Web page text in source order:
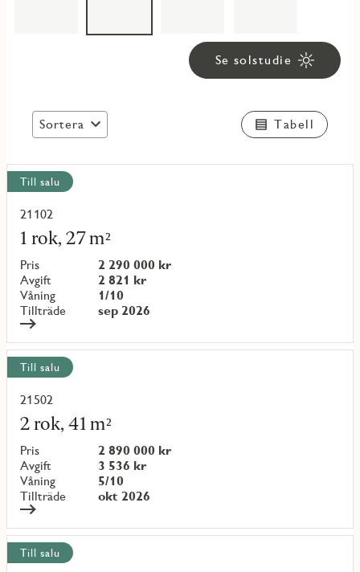
Se solstudie
Sortera Tabell
Visa
alla
objekt
Till salu
21102
1 rok, 27 m²
Pris
2 290 000 kr
Avgift
2 821 kr
Våning
1/10
Tillträde
sep 2026
Läs
mer
om
objekt
{objectNumber}
Till salu
21502
2 rok, 41 m²
Pris
2 890 000 kr
Avgift
3 536 kr
Våning
5/10
Tillträde
okt 2026
Läs
mer
om
objekt
{objectNumber}
Till salu